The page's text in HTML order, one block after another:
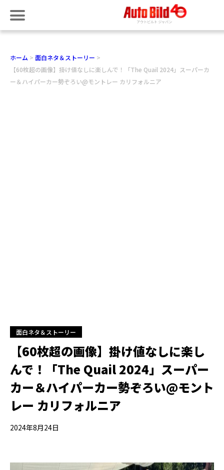
ホーム
面白ネタ＆ストーリー
【60枚超の画像】掛け値なしに楽しんで！「The Quail 2024」スーパーカ
ー＆ハイパーカー勢ぞろい@モントレー カリフォルニア
面白ネタ＆ストーリー
【60枚超の画像】掛け値なしに楽し
んで！「The Quail 2024」スーパー
カー＆ハイパーカー勢ぞろい@モント
レー カリフォルニア
2024年8月24日